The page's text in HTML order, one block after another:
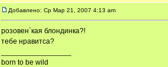
Добавлено: Ср Мар 21, 2007 4:13 am
розовен`кая блондинка?!
тебе нравитса?
born to be wild